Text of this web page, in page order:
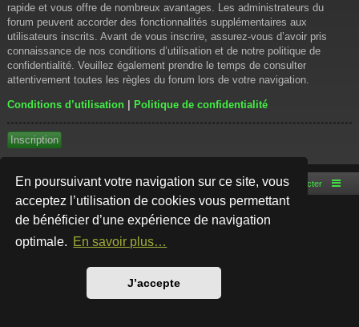
En poursuivant votre navigation sur ce site, vous
acceptez l’utilisation de cookies vous permettant
de bénéficier d’une expérience de navigation
optimale. En savoir plus…
J’accepte
rapide et vous offre de nombreux avantages. Les administrateurs du
forum peuvent accorder des fonctionnalités supplémentaires aux
utilisateurs inscrits. Avant de vous inscrire, assurez-vous d’avoir pris
connaissance de nos conditions d’utilisation et de notre politique de
confidentialité. Veuillez également prendre le temps de consulter
attentivement toutes les règles du forum lors de votre navigation.
Conditions d’utilisation | Politique de confidentialité
Inscription
Accueil du forum Nous contacter
Développé parphpBB® Forum Software © phpBB Limited
Style par
Traduction française officielle